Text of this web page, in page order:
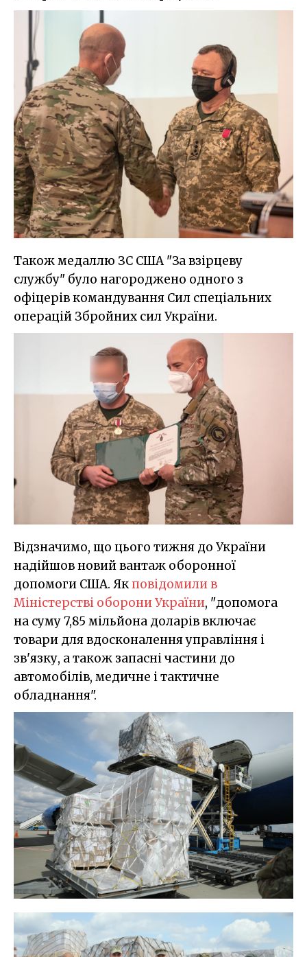
Також медаллю ЗС США "За взірцеву
службу" було нагороджено одного з
офіцерів командування Сил спеціальних
операцій Збройних сил України.
Відзначимо, що цього тижня до України
надійшов новий вантаж оборонної
допомоги США. Якповідомили в
Міністерстві оборони України, "допомога
на суму 7,85 мільйона доларів включає
товари для вдосконалення управління і
зв'язку, а також запасні частини до
автомобілів, медичне і тактичне
обладнання".